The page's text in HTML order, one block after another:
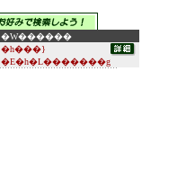
�W������
�h���}
�E�h�L�������g